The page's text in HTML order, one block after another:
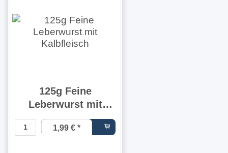
125g Feine
Leberwurst mit
Kalbfleisch
1,99 € *